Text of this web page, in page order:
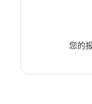
您的